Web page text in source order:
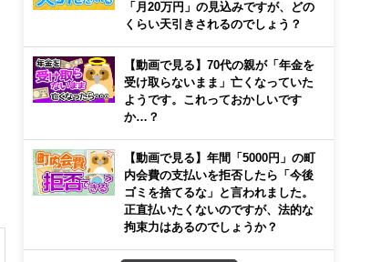
「月20万円」の見込みですが、どの
くらい天引きされるのでしょう？
【動画で見る】70代の親が「年金を
受け取らないまま」亡くなっていた
ようです。これっておかしいです
か…？
【動画で見る】年間「5000円」の町
内会費の支払いを拒否したら「今後
ゴミを捨てるな」と言われました。
正直払いたくないのですが、法的な
拘束力はあるのでしょうか？